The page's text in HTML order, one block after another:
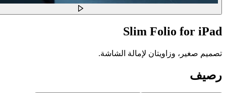
Slim Folio for iPad
تصميم صغير، وزاويتان لإمالة الشاشة.
رصيف